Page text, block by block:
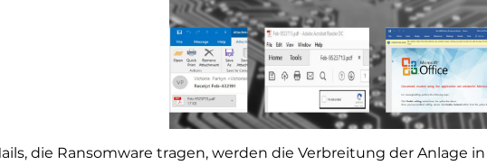
die Ransomware tragen, werden die Verbreitung der Anlage